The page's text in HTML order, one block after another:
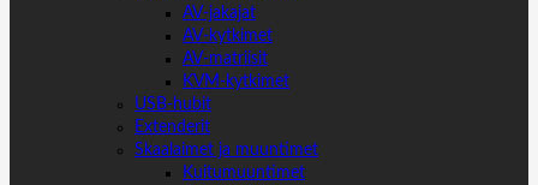
AV-jakajat
AV-kytkimet
AV-matriisit
KVM-kytkimet
USB-hubit
Extenderit
Skaalaimet ja muuntimet
Kuitumuuntimet